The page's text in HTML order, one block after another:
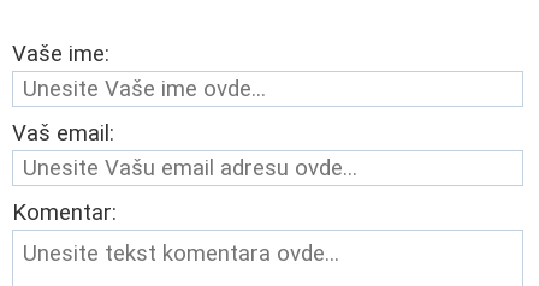
Vaše ime:
Vaš email:
Komentar: